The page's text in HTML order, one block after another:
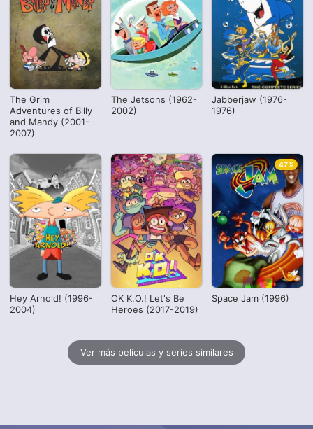
The Grim
Adventures of Billy
and Mandy (2001-
2007)
The Jetsons (1962-
2002)
Jabberjaw (1976-
1976)
Hey Arnold! (1996-
2004)
OK K.O.! Let's Be
Heroes (2017-2019)
Space Jam (1996)
47%
Ver más películas y series similares